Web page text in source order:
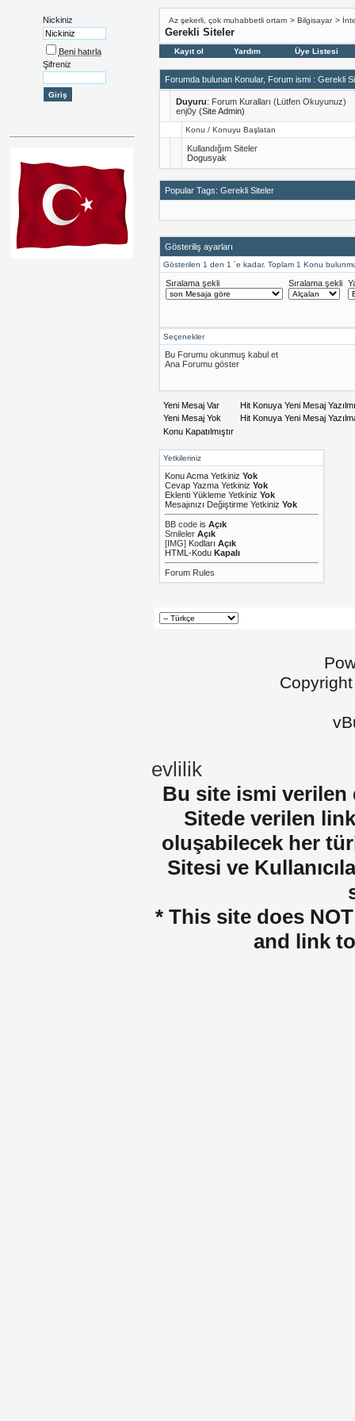
Nickiniz
Beni hatırla
Şifreniz
Az şekerli, çok muhabbetli ortam > Bilgisayar >
Gerekli Siteler
Kayıt ol Yardım Üye Listesi
Forumda bulunan Konular, Forum ismi : Gerekli
Duyuru: Forum Kuralları (Lütfen Okuyunuz)
enj0y (Site Admin)
Konu / Konuyu Başlatan
Kullandığım Siteler
Dogusyak
Popular Tags: Gerekli Siteler
Gösteriliş ayarları
Gösterilen 1 den 1 ´e kadar. Toplam 1 Konu
Sıralama şekli Sıralama şekli
Seçenekler
Bu Forumu okunmuş kabul et
Ana Forumu göster
Yeni Mesaj Var
Hit Konuya Yeni Mesaj
Yeni Mesaj Yok
Hit Konuya Yeni Mesaj
Konu Kapatılmıştır
Yetkileriniz
Konu Acma Yetkiniz Yok
Cevap Yazma Yetkiniz Yok
Eklenti Yükleme Yetkiniz Yok
Mesajınızı Değiştirme Yetkiniz Yok
BB code is Açık
Smileler Açık
[IMG] Kodları Açık
HTML-Kodu Kapalı
Forum Rules
evlilik
Bu site ismi verilen
Sitede verilen
oluşabilecek her
Sitesi ve
* This site does
and link